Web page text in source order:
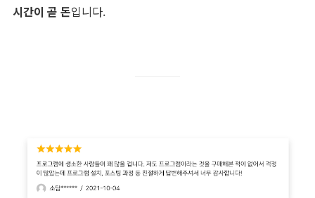
시간이 곧 돈입니다.